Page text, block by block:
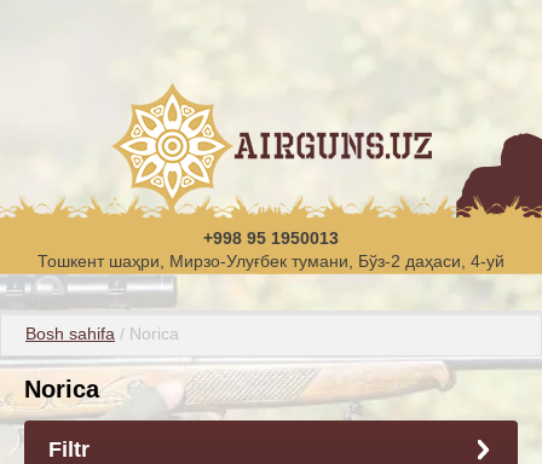
+998 95 1950013
Тошкент шаҳри, Мирзо-Улуғбек тумани, Бўз-2 даҳаси, 4-уй
Bosh sahifa / Norica
Norica
Filtr